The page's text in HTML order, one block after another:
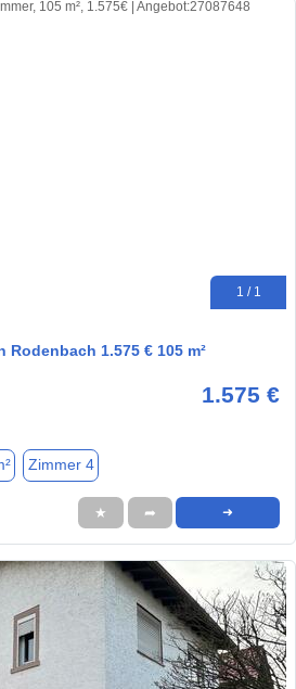
1 / 1
1.575 € 105 m²
1.575 €
Zimmer 4
★ ➦ ➜